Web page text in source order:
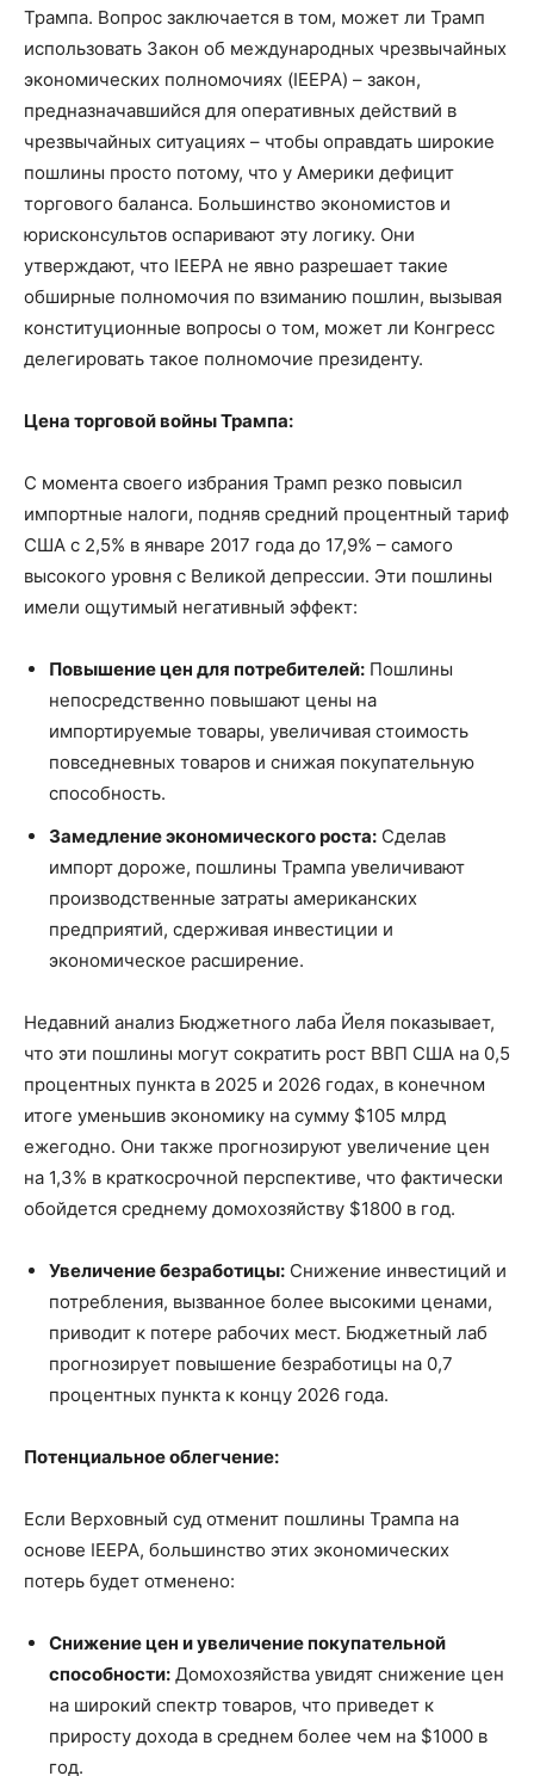
Трампа. Вопрос заключается в том, может ли Трамп
использовать Закон об международных чрезвычайных
экономических полномочиях (IEEPA) – закон,
предназначавшийся для оперативных действий в
чрезвычайных ситуациях – чтобы оправдать широкие
пошлины просто потому, что у Америки дефицит
торгового баланса. Большинство экономистов и
юрисконсультов оспаривают эту логику. Они
утверждают, что IEEPA не явно разрешает такие
обширные полномочия по взиманию пошлин, вызывая
конституционные вопросы о том, может ли Конгресс
делегировать такое полномочие президенту.
Цена торговой войны Трампа:
С момента своего избрания Трамп резко повысил
импортные налоги, подняв средний процентный тариф
США с 2,5% в январе 2017 года до 17,9% – самого
высокого уровня с Великой депрессии. Эти пошлины
имели ощутимый негативный эффект:
Повышение цен для потребителей: Пошлины
непосредственно повышают цены на
импортируемые товары, увеличивая стоимость
повседневных товаров и снижая покупательную
способность.
Замедление экономического роста: Сделав
импорт дороже, пошлины Трампа увеличивают
производственные затраты американских
предприятий, сдерживая инвестиции и
экономическое расширение.
Недавний анализ Бюджетного лаба Йеля показывает,
что эти пошлины могут сократить рост ВВП США на 0,5
процентных пункта в 2025 и 2026 годах, в конечном
итоге уменьшив экономику на сумму $105 млрд
ежегодно. Они также прогнозируют увеличение цен
на 1,3% в краткосрочной перспективе, что фактически
обойдется среднему домохозяйству $1800 в год.
Увеличение безработицы: Снижение инвестиций и
потребления, вызванное более высокими ценами,
приводит к потере рабочих мест. Бюджетный лаб
прогнозирует повышение безработицы на 0,7
процентных пункта к концу 2026 года.
Потенциальное облегчение:
Если Верховный суд отменит пошлины Трампа на
основе IEEPA, большинство этих экономических
потерь будет отменено:
Снижение цен и увеличение покупательной
способности: Домохозяйства увидят снижение цен
на широкий спектр товаров, что приведет к
приросту дохода в среднем более чем на $1000 в
год.